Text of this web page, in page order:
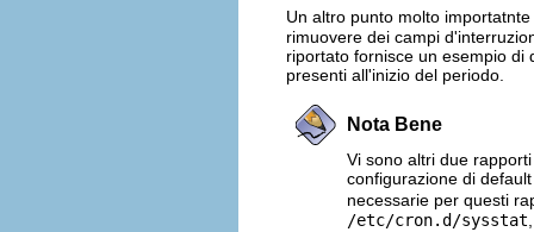
Un altro punto molto
rimuovere dei campi
riportato fornisce un esempio di
presenti all'inizio del periodo.
Nota Bene
Vi sono altri due
configurazione di
necessarie per questi
/etc/cron.d/sysstat